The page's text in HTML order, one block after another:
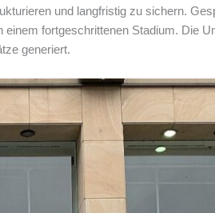
und langfristig zu sichern.
fortgeschrittenen Stadium. Die
generiert.